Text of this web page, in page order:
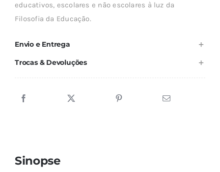
EDUCAÇÃO
educativos, escolares e não escolares à luz da
Filosofia da Educação.
Envio e Entrega
Trocas & Devoluções
Sinopse